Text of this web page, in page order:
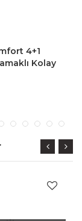
4+1
Kolay